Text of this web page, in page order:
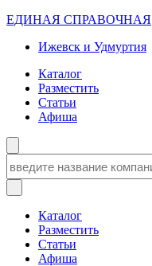
ЕДИНАЯ СПРАВОЧНАЯ
Ижевск и Удмуртия
Каталог
Разместить
Статьи
Афиша
Каталог
Разместить
Статьи
Афиша